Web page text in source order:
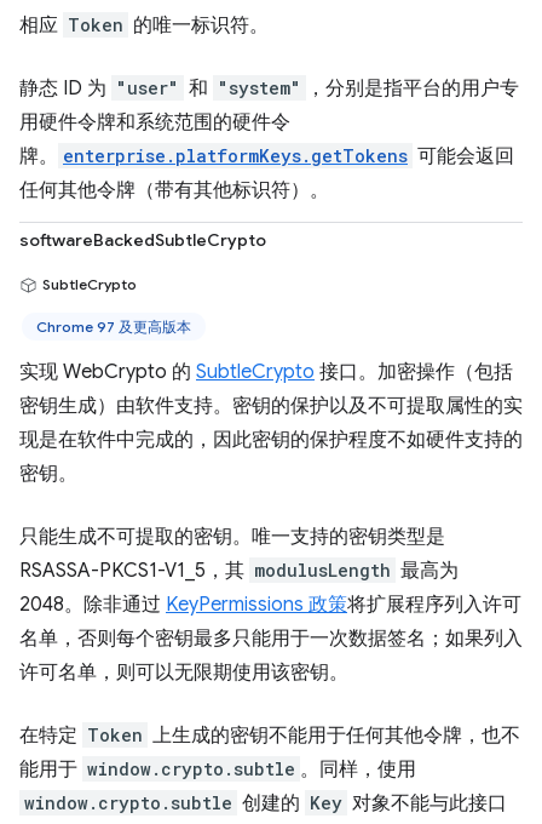
相应 Token 的唯一标识符。
静态 ID 为 "user" 和 "system"
，分别是指平台的用户专
用硬件令牌和系统范围的硬件令
牌。
enterprise.platformKeys.getTokens 可能会返回
任何其他令牌（带有其他标识符）。
softwareBackedSubtleCrypto
SubtleCrypto
Chrome 97 及更高版本
实现 WebCrypto 的 SubtleCrypto 接口。加密操作（包括
密钥生成）由软件支持。密钥的保护以及不可提取属性的实
现是在软件中完成的，因此密钥的保护程度不如硬件支持的
密钥。
只能生成不可提取的密钥。唯一支持的密钥类型是
RSASSA-PKCS1-V1_5，其 modulusLength 最高为
2048。除非通过 KeyPermissions 政策将扩展程序列入许可
名单，否则每个密钥最多只能用于一次数据签名；如果列入
许可名单，则可以无限期使用该密钥。
在特定 Token 上生成的密钥不能用于任何其他令牌，也不
能用于 window.crypto.subtle 。同样，使用
window.crypto.subtle 创建的 Key 对象不能与此接口